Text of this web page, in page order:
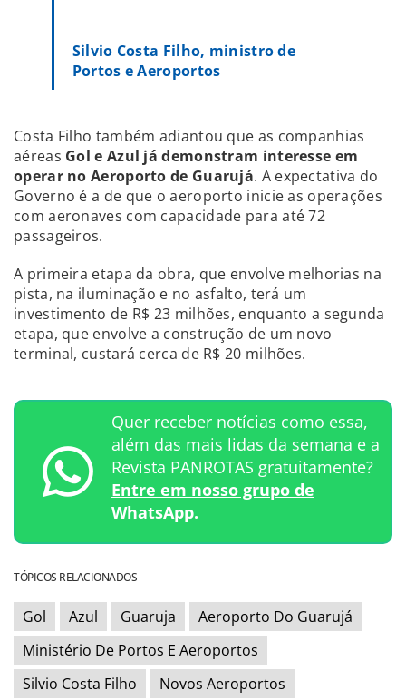
Silvio Costa Filho, ministro de
Portos e Aeroportos
Costa Filho também adiantou que as companhias
aéreas Gol e Azul já demonstram interesse em
operar no Aeroporto de Guarujá. A expectativa do
Governo é a de que o aeroporto inicie as operações
com aeronaves com capacidade para até 72
passageiros.
A primeira etapa da obra, que envolve melhorias na
pista, na iluminação e no asfalto, terá um
investimento de R$ 23 milhões, enquanto a segunda
etapa, que envolve a construção de um novo
terminal, custará cerca de R$ 20 milhões.
Quer receber notícias como essa,
além das mais lidas da semana e a
Revista PANROTAS gratuitamente?
Entre em nosso grupo de
WhatsApp.
TÓPICOS RELACIONADOS
Gol Azul Guaruja
Aeroporto Do Guarujá
Ministério De Portos E Aeroportos
Silvio Costa Filho
Novos Aeroportos